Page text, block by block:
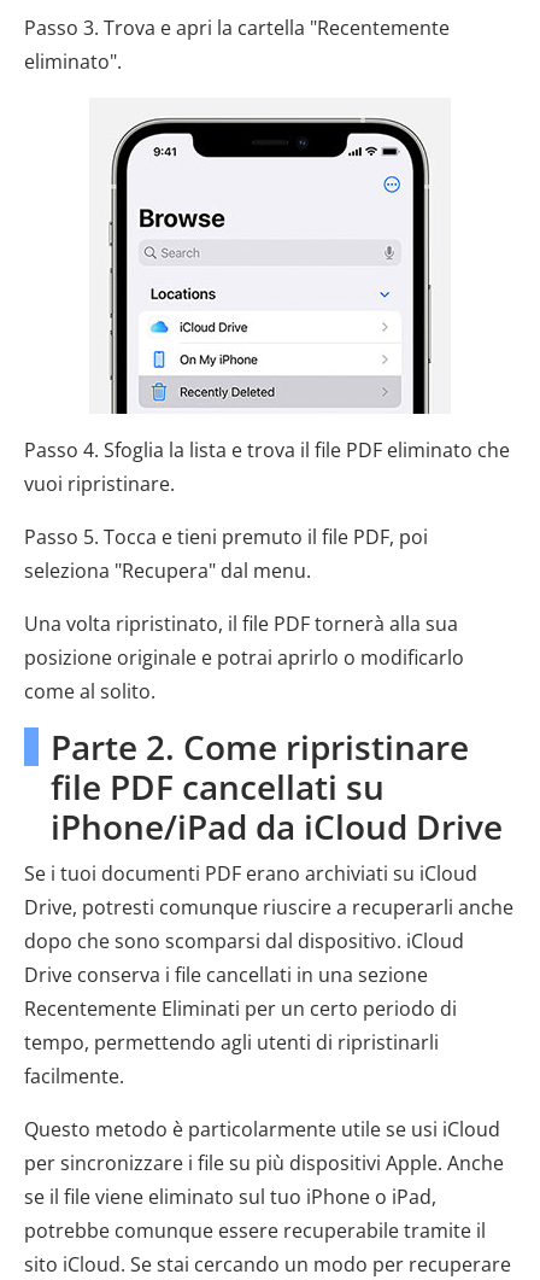
Passo 3. Trova e apri la cartella "Recentemente
eliminato".
Passo 4. Sfoglia la lista e trova il file PDF eliminato che
vuoi ripristinare.
Passo 5. Tocca e tieni premuto il file PDF, poi
seleziona "Recupera" dal menu.
Una volta ripristinato, il file PDF tornerà alla sua
posizione originale e potrai aprirlo o modificarlo
come al solito.
Parte 2. Come ripristinare
file PDF cancellati su
iPhone/iPad da iCloud Drive
Se i tuoi documenti PDF erano archiviati su iCloud
Drive, potresti comunque riuscire a recuperarli anche
dopo che sono scomparsi dal dispositivo. iCloud
Drive conserva i file cancellati in una sezione
Recentemente Eliminati per un certo periodo di
tempo, permettendo agli utenti di ripristinarli
facilmente.
Questo metodo è particolarmente utile se usi iCloud
per sincronizzare i file su più dispositivi Apple. Anche
se il file viene eliminato sul tuo iPhone o iPad,
potrebbe comunque essere recuperabile tramite il
sito iCloud. Se stai cercando un modo per recuperare